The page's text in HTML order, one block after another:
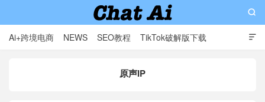

Ai+跨境电商 NEWS SEO教程 TikTok破解版下载

原声IP